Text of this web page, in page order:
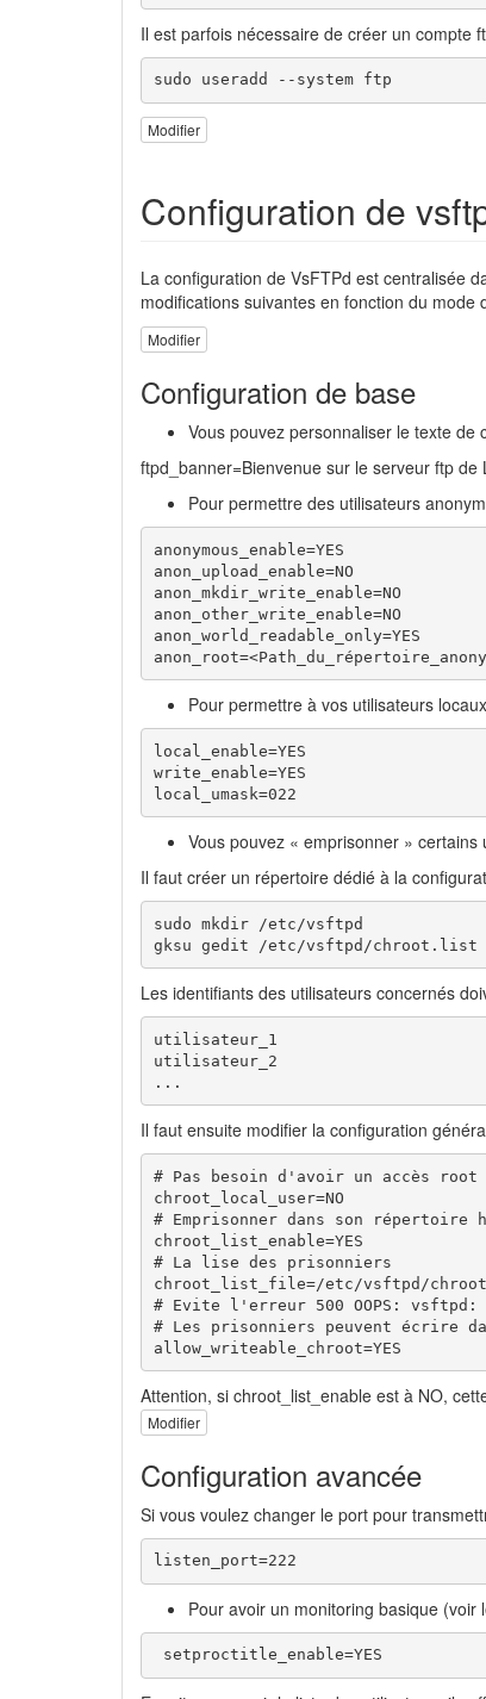
Il est parfois nécessaire de créer un compte
sudo useradd --system ftp
Modifier
Configuration de
La configuration de VsFTPd est centralisée
modifications suivantes en fonction du mode
Modifier
Configuration de base
Vous pouvez personnaliser le texte de
ftpd_banner=Bienvenue sur le serveur ftp de
Pour permettre des utilisateurs
anonymous_enable=YES
anon_upload_enable=NO
anon_mkdir_write_enable=NO
anon_other_write_enable=NO
anon_world_readable_only=YES
Pour permettre à vos utilisateurs
local_enable=YES
write_enable=YES
local_umask=022
Vous pouvez « emprisonner »
Il faut créer un répertoire dédié à la
sudo mkdir /etc/vsftpd
gksu gedit /etc/vsftpd/chroot.list
Les identifiants des utilisateurs concernés
utilisateur_1
utilisateur_2
...
Il faut ensuite modifier la configuration
# Pas besoin d'avoir un accès root
chroot_local_user=NO
# Emprisonner dans son répertoire
chroot_list_enable=YES
# La lise des prisonniers
chroot_list_file=/etc/vsftpd/
# Evite l'erreur 500 OOPS:
# Les prisonniers peuvent
allow_writeable_chroot=YES
Attention, si chroot_list_enable est à NO,
Modifier
Configuration avancée
Si vous voulez changer le port pour
listen_port=222
Pour avoir un monitoring basique (voir
setproctitle_enable=YES